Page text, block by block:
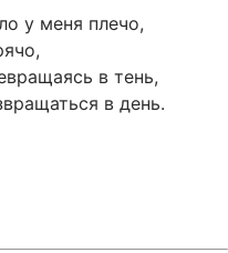
у меня плечо,
в тень,
в день.